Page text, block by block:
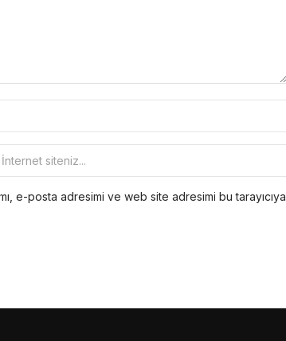
e-posta adresimi ve web site adresimi bu tarayıcıya